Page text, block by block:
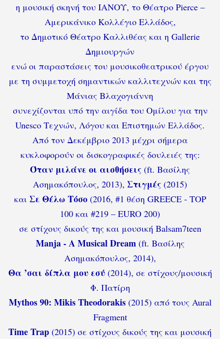
η μουσική σκηνή του ΙΑΝΟΥ, το Θέατρο Pierce –
Aμερικάνικο Κολλέγιο Ελλάδος,
το Δημοτικό Θέατρο Καλλιθέας και η Gallerie
Δημιουργών
ενώ οι παραστάσεις του μουσικοθεατρικού έργου
με τη συμμετοχή σημαντικών καλλιτεχνών και της
Μάνιας Βλαχογιάννη
συνεχίζονται υπό την αιγίδα του Ομίλου για την
Unesco Τεχνών, Λόγου και Επιστημών Ελλάδος.
Από τον Δεκέμβριο 2013 μέχρι σήμερα
κυκλοφορούν οι δισκογραφικές δουλειές της:
Όταν μιλάνε οι αισθήσεις (ft. Βασίλης
Ασημακόπουλος, 2013), Στιγμές (2015)
και Σε Θέλω Τόσο(2016, #1 θέση GREECE - TOP
100 και #219 – EURO 200)
σε στίχους δικούς της και μουσική Balsam7teen
Manja - A Musical Dream(ft. Βασίλης
Ασημακόπουλος, 2014),
Θα ’σαι δίπλα μου εσύ(2014), σε στίχους/μουσική
Φ. Πατίρη
Mythos 90: Mikis Theodorakis(2015) από τους Aural
Fragment
Time Trap (2015) σε στίχους δικούς της και μουσική